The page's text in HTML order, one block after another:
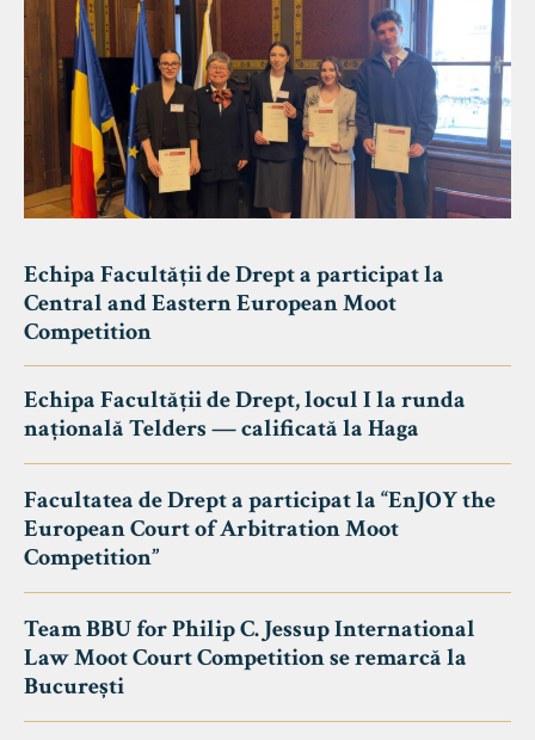
Echipa Facultății de Drept a participat la
Central and Eastern European Moot
Competition
Echipa Facultății de Drept, locul I la runda
națională Telders — calificată la Haga
Facultatea de Drept a participat la “EnJOY the
European Court of Arbitration Moot
Competition”
Team BBU for Philip C. Jessup International
Law Moot Court Competition se remarcă la
București